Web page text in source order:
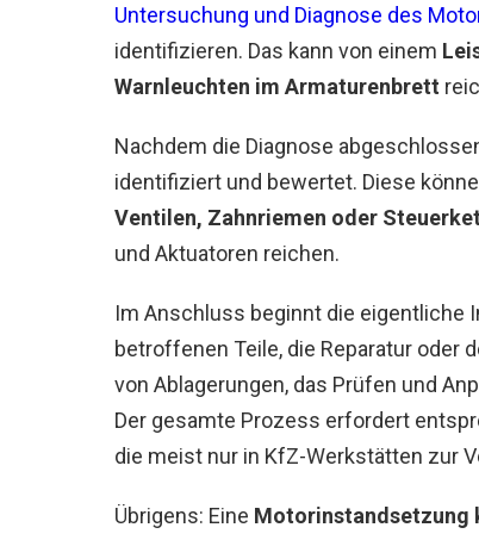
Untersuchung und Diagnose des
identifizieren. Das kann von einem
Warnleuchten im Armaturenbrett
Nachdem die Diagnose
identifiziert und bewertet. Diese
Ventilen, Zahnriemen oder
und Aktuatoren reichen.
Im Anschluss beginnt die eigentliche
betroffenen Teile, die Reparatur oder
von Ablagerungen, das Prüfen und
Der gesamte Prozess erfordert
die meist nur in KfZ-Werkstätten zur
Übrigens: Eine Motorinstandsetzung